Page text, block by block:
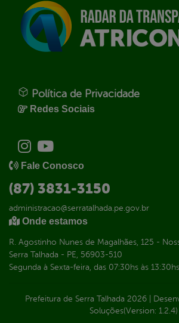
Política de Privacidade
Redes Sociais
Fale Conosco
(87) 3831-3150
administracao@serratalhada.pe.gov.br
Onde estamos
R. Agostinho Nunes de Magalhães, 125 -
Serra Talhada - PE, 56903-510
Segunda à Sexta-feira, das 07:30hs às 13:30hs
Prefeitura de Serra Talhada 2026
Soluções(Version: 1.2.4)